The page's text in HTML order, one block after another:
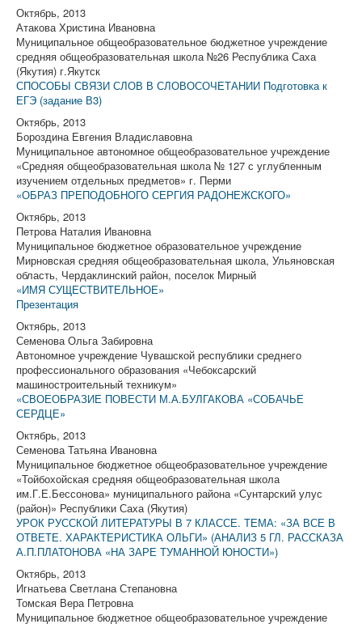
Октябрь, 2013
Атакова Христина Ивановна
Муниципальное общеобразовательное бюджетное учреждение
средняя общеобразовательная школа №26 Республика Саха
(Якутия) г.Якутск
СПОСОБЫ СВЯЗИ СЛОВ В СЛОВОСОЧЕТАНИИ Подготовка к
ЕГЭ (задание В3)
Октябрь, 2013
Бороздина Евгения Владиславовна
Муниципальное автономное общеобразовательное учреждение
«Средняя общеобразовательная школа № 127 с углубленным
изучением отдельных предметов» г. Перми
«ОБРАЗ ПРЕПОДОБНОГО СЕРГИЯ РАДОНЕЖСКОГО»
Октябрь, 2013
Петрова Наталия Ивановна
Муниципальное бюджетное образовательное учреждение
Мирновская средняя общеобразовательная школа, Ульяновская
область, Чердаклинский район, поселок Мирный
«ИМЯ СУЩЕСТВИТЕЛЬНОЕ»
Презентация
Октябрь, 2013
Семенова Ольга Забировна
Автономное учреждение Чувашской республики среднего
профессионального образования «Чебоксарский
машиностроительный техникум»
«СВОЕОБРАЗИЕ ПОВЕСТИ М.А.БУЛГАКОВА «СОБАЧЬЕ
СЕРДЦЕ»
Октябрь, 2013
Семенова Татьяна Ивановна
Муниципальное бюджетное общеобразовательное учреждение
«Тойбохойская средняя общеобразовательная школа
им.Г.Е.Бессонова» муниципального района «Сунтарский улус
(район)» Республики Саха (Якутия)
УРОК РУССКОЙ ЛИТЕРАТУРЫ В 7 КЛАССЕ. ТЕМА: «ЗА ВСЕ В
ОТВЕТЕ. ХАРАКТЕРИСТИКА ОЛЬГИ» (АНАЛИЗ 5 ГЛ. РАССКАЗА
А.П.ПЛАТОНОВА «НА ЗАРЕ ТУМАННОЙ ЮНОСТИ»)
Октябрь, 2013
Игнатьева Светлана Степановна
Томская Вера Петровна
Муниципальное бюджетное общеобразовательное учреждение